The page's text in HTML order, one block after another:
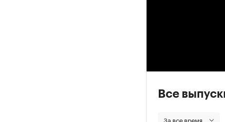
Все
За все время